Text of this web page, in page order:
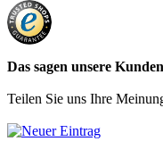
Das sagen unsere
Teilen Sie uns Ihre